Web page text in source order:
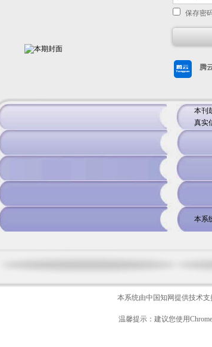
保存密
腾
本刊
真实
本系
本系统由中国知网提供技术支
温馨提示：建议您使用